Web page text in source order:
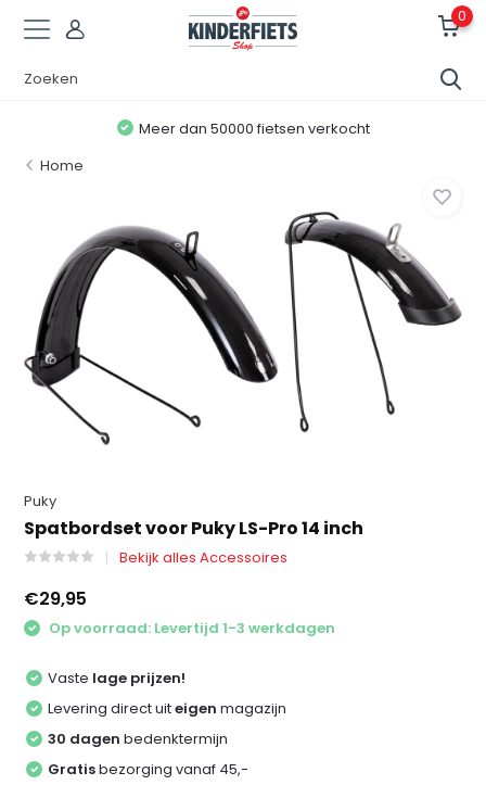
0
Meer dan 50000 fietsen verkocht
Home
Puky
Spatbordset voor Puky LS-Pro 14 inch
Bekijk alles Accessoires
€29,95
Op voorraad: Levertijd 1-3 werkdagen
Vaste lage prijzen!
Levering direct uiteigen magazijn
30 dagen bedenktermijn
Gratisbezorging vanaf 45,-